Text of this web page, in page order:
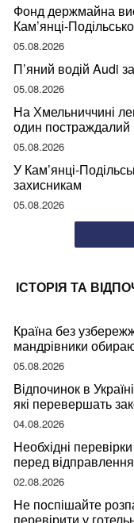
Фонд держмайна
Кам’янці-
05.08.2026
П’яний водій Audi
05.08.2026
На Хмельниччині
один постраждалий
05.08.2026
У Кам’янці-
захисникам
05.08.2026
ІСТОРІЯ ТА
Країна без
мандрівники
05.08.2026
Відпочинок в
які перевершать
04.08.2026
Необхідні
перед
02.08.2026
Не поспішайте